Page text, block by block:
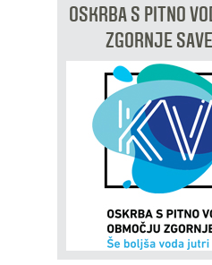
OSKRBA S PITNO
ZGORNJE